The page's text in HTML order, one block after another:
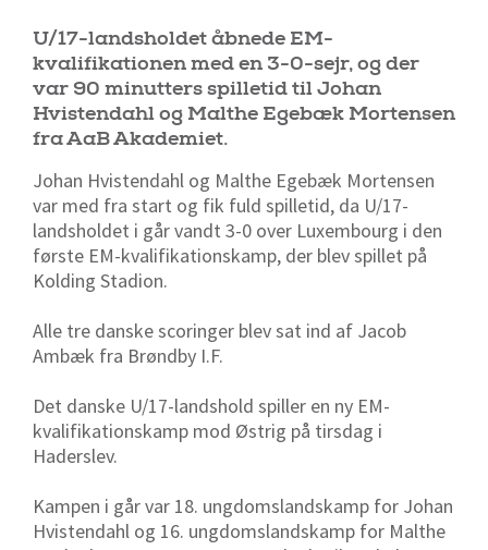
U/17-landsholdet åbnede EM-
kvalifikationen med en 3-0-sejr, og der
var 90 minutters spilletid til Johan
Hvistendahl og Malthe Egebæk Mortensen
fra AaB Akademiet.
Johan Hvistendahl og Malthe Egebæk Mortensen
var med fra start og fik fuld spilletid, da U/17-
landsholdet i går vandt 3-0 over Luxembourg i den
første EM-kvalifikationskamp, der blev spillet på
Kolding Stadion.
Alle tre danske scoringer blev sat ind af Jacob
Ambæk fra Brøndby I.F.
Det danske U/17-landshold spiller en ny EM-
kvalifikationskamp mod Østrig på tirsdag i
Haderslev.
Kampen i går var 18. ungdomslandskamp for Johan
Hvistendahl og 16. ungdomslandskamp for Malthe